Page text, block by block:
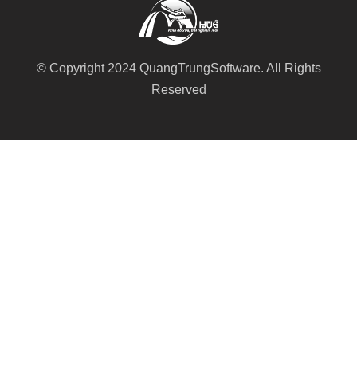
© Copyright 2024 QuangTrungSoftware. All Rights
Reserved